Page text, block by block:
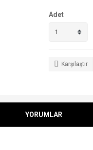
Adet
Karşılaştır
YORUMLAR